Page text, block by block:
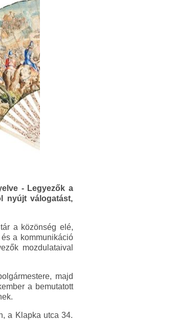
- Legyezők a
nyújt válogatást,
a közönség elé,
a kommunikáció
mozdulataival
majd
a bemutatott
a Klapka utca 34.